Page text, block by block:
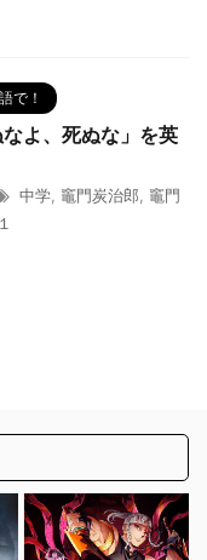
で！
なよ、死ぬな」を英
中学 竈門炭治郎
竈門